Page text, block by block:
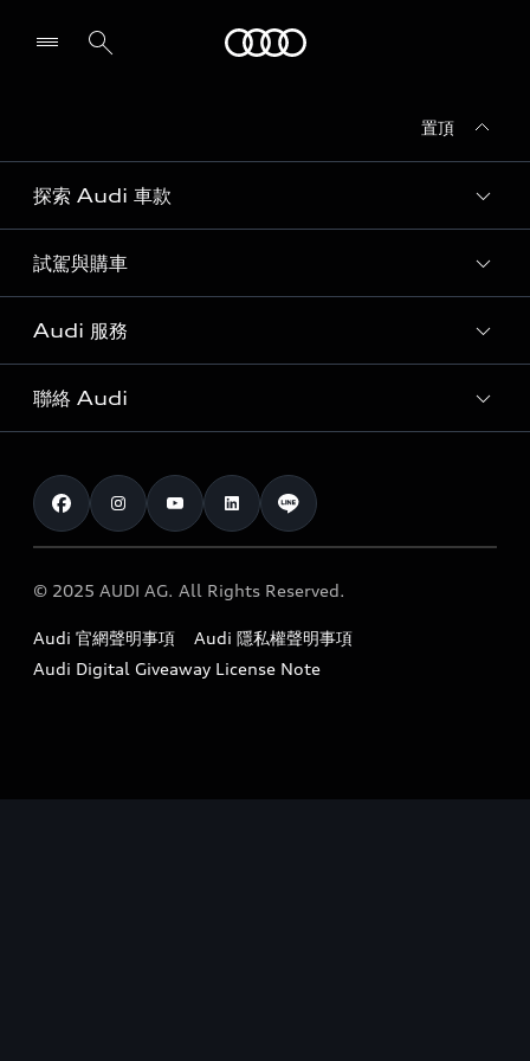
置頂
探索 Audi 車款
所有車款
客製化您的 Audi
Audi 純電生活圈
奧迪嚴選中古車
試駕與購車
購車方案
最新優惠
預約試駕 | 多元安心賞車
Audi 經銷商服務據點
Audi 服務
Audi 原廠配件與精品
myAudi TW app
定期保養
保固
召回案件查詢
聯絡 Audi
訂閱電子報
與我聯繫
吹哨者制度
© 2025 AUDI AG. All Rights Reserved.
Audi 官網聲明事項
Audi 隱私權聲明事項
Audi Digital Giveaway License Note